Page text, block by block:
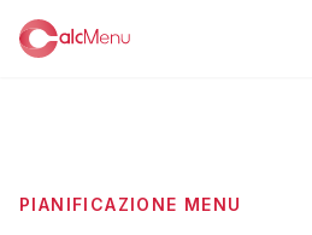
PIANIFICAZIONE MENU